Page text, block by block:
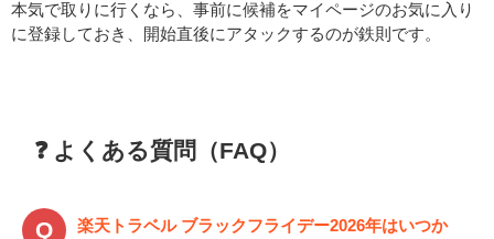
本気で取りに行くなら、事前に候補をマイページのお気に入り
に登録しておき、開始直後にアタックするのが鉄則です。
❓ よくある質問（FAQ）
楽天トラベル ブラックフライデー2026年はいつか